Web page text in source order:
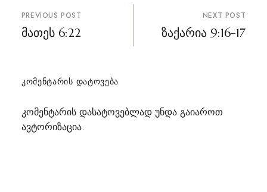
პოსტის
ნავიგაცია
PREVIOUS POST
მათეს 6:22
NEXT POST
ზაქარია 9:16-17
ᲙᲝᲛᲔᲜᲢᲐᲠᲘᲡ ᲓᲐᲢᲝᲕᲔᲑᲐ
კომენტარის დასატოვებლად უნდა გაიაროთ
ავტორიზაცია.